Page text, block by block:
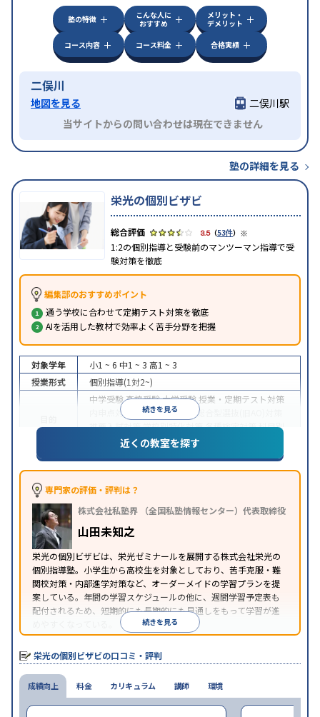
塾の特徴
こんな人に
おすすめ
メリット・
デメリット
コース内容
コース料金 合格実績
二俣川
地図を見る
二俣川駅
当サイトからの問い合わせは現在できません
塾の詳細を見る
栄光の個別ビザビ
3.5（53件） ※
1:2の個別指導と受験前のマンツーマン指導で受
験対策を徹底
編集部のおすすめポイント
通う学校に合わせて定期テスト対策を徹底
AIを活用した教材で効率よく苦手分野を把握
続きを見る
対象学年 小1 ~ 6 中1 ~ 3 高1 ~ 3
授業形式
個別指導(1対2~)
中学受験高校受験大学受験 授業・定期テスト対策
内申点対策
学習習慣の定着
総合型選抜(旧AO)対策
推薦入試対策学校別特化対策各種検定対策科目別
特化対策
特徴
中高一貫校生に対応授業の振替可能1科目から受講
可能
※2023年3月調査。小学校高学年の個別指導塾アンケート調査方法
近くの教室を探す
専門家の評価・評判は？
株式会社私塾界 （全国私塾情報センター）代表取締役
山田未知之
栄光の個別ビザビは、栄光ゼミナールを展開する株式会社栄光の
個別指導塾。小学生から高校生を対象としており、苦手克服・難
関校対策・内部進学対策など、オーダーメイドの学習プランを提
案している。年間の学習スケジュールの他に、週間学習予定表も
配付されるため、短期的にも長期的にも見通しをもって学習が進
続きを見る
栄光の個別ビザビの口コミ・評判
成績向上 料金 カリキュラム 講師 環境